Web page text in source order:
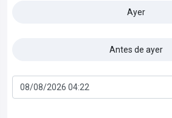
Ayer
Antes de ayer